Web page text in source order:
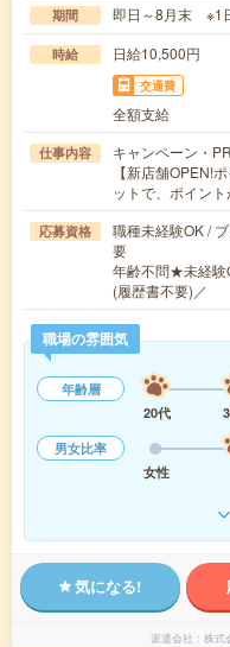
期間 即日～8月末 ※1
時給 日給10,500円
交通費
全額支給
仕事内容
キャンペーン・
【新店舗OPEN!
ットで、ポイン
応募資格
職種未経験OK /
要
年齢不問★未経験
(履歴書不要)／
職場の雰囲気
年齢層
20代
男女比率
女性
気になる!
派遣会社 株式